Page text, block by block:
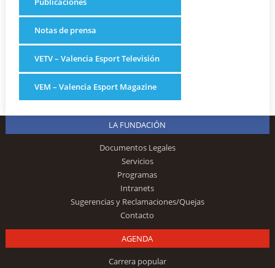
Notas de prensa
VETV – Valencia Esport Televisión
VEM – Valencia Esport Magazine
LA FUNDACIÓN
Documentos Legales
Servicios
Programas
Intranets
Sugerencias y Reclamaciones/Quejas
Contacto
AGENDA
Carrera popular